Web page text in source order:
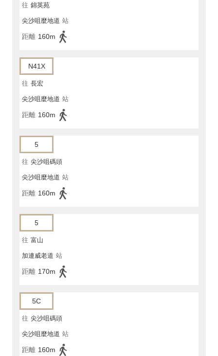
往 錦英苑
尖沙咀麼地道 站
距離 160m
N41X
往 長宏
尖沙咀麼地道 站
距離 160m
5
往 尖沙咀碼頭
尖沙咀麼地道 站
距離 160m
5
往 富山
加連威老道 站
距離 170m
5C
往 尖沙咀碼頭
尖沙咀麼地道 站
距離 160m